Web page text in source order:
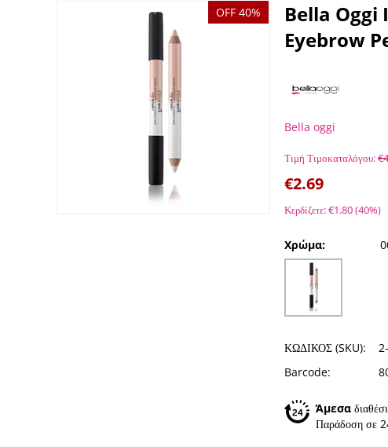
OFF 40%
Bella Oggi
Eyebrow
Bella oggi
Τιμή Τιμοκαταλόγου:€
€2.69
Κερδίζετε:€1.80(40%)
Χρώμα:
ΚΩΔΙΚΟΣ (SKU):
Barcode:
Άμεσα
Παράδοση σε